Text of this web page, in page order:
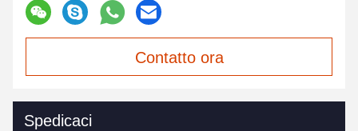
Contatto ora
Spedicaci